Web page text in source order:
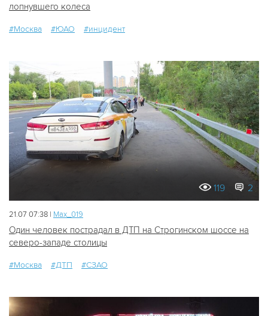
лопнувшего колеса
#Москва #ЮАО #инцидент
119 2
21.07 07:38 | Мах_019
Один человек пострадал в ДТП на Строгинском шоссе на
северо-западе столицы
#Москва #ДТП #СЗАО